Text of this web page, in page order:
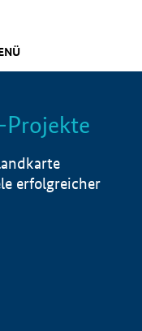
Info
Projekte
erfolgreicher